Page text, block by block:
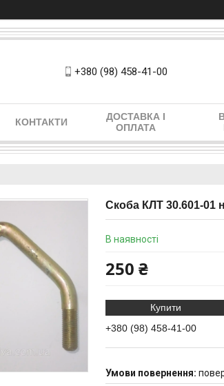
+380 (98) 458-41-00
КОНТАКТИ
ДОСТАВКА І
ОПЛАТА
Скоба КЛТ 30.601-01
В наявності
250 ₴
Купити
+380 (98) 458-41-00